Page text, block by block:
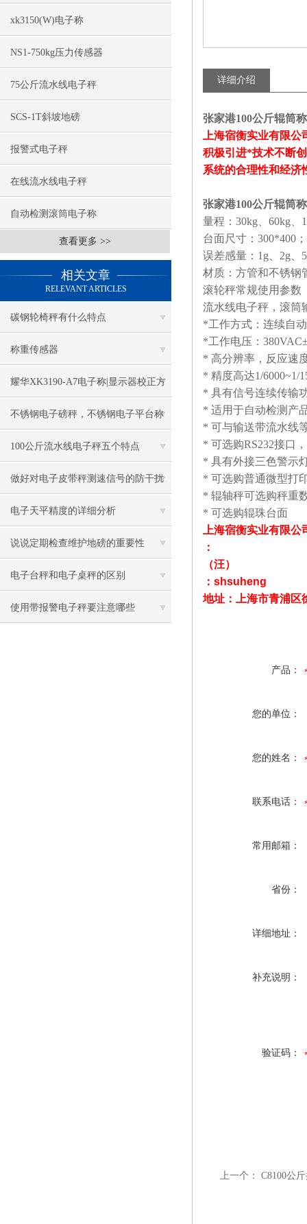
xk3150(W)电子称
NS1-750kg压力传感器
75公斤流水线电子秤
SCS-1T斜坡地磅
报警式电子秤
在线流水线电子秤
自动检测滚筒电子称
查看更多 >>
相关文章
RELEVANT ARTICLES
碳钢轮椅秤有什么特点
称重传感器
耀华XK3190-A7电子称|显示器校正方
法
不锈钢电子磅秤，不锈钢电子平台称
100公斤流水线电子秤五个特点
做好对电子皮带秤测速信号的防干扰
工作
电子天平精度的详细分析
说说定期检查维护地磅的重要性
电子台秤和电子桌秤的区别
使用带报警电子秤要注意哪些
详细介绍
张家港100公斤辊筒
上海宿衡实业有限
积极引进*技术不断
系统的合理性和经济
张家港100公斤辊筒
量程： 30kg 60kg
台面尺寸： 300*400 ；
误差感量： 1g 2g
材质：方管和不锈钢
滚轮秤常规使用参数
流水线电子秤，滚筒
*工作方式：连续自动
*工作电压： 380VAC
* 高分辨率，反应速
* 精度高达1/6000~1/
* 具有信号连续传输
* 适用于自动检测产
* 可与输送带流水线
* 可选购RS232接口
* 具有外接三色警示
* 可选购普通微型打
* 辊轴秤可选购秤重
* 可选购辊珠台面
上海宿衡实业有限公
：
（汪）
： shsuheng
地址：上海市青浦区
产品：
您的单位：
您的姓名：
联系电话：
常用邮箱：
省份：
详细地址：
补充说明：
验证码：
上一个： C8100公